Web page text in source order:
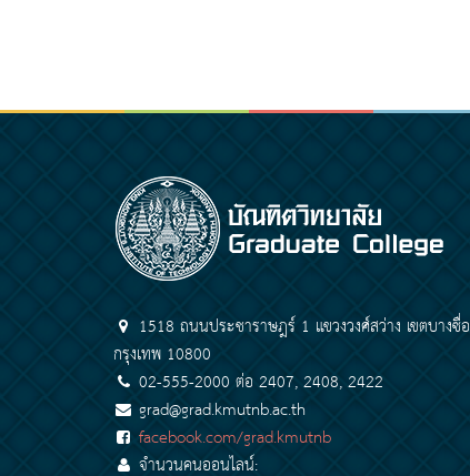
1518 ถนนประชาราษฎร์ 1 แขวงวงศ์สว่าง เขตบางซื่อ
กรุงเทพ 10800
02-555-2000 ต่อ 2407, 2408, 2422
grad@grad.kmutnb.ac.th
facebook.com/grad.kmutnb
จำนวนคนออนไลน์: